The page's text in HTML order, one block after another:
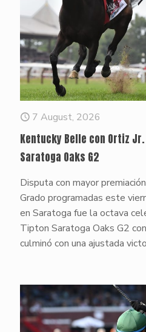
7 August, 2026
Kentucky Belle con Ortiz
Saratoga Oaks G2
Disputa con mayor
Grado programadas este
en Saratoga fue la octava
Tipton Saratoga Oaks G2
culminó con una ajustada